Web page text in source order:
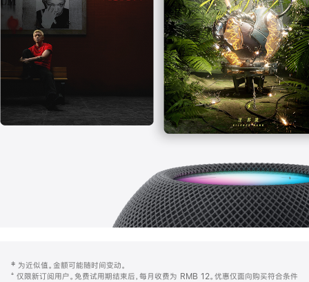
打
开)
页
注
‡ 为近似值。金额可能随时间变动。
⁺ 仅限新订阅用户。免费试用期结束后，每月收费为 RMB 12。优惠仅面向购买符合条件